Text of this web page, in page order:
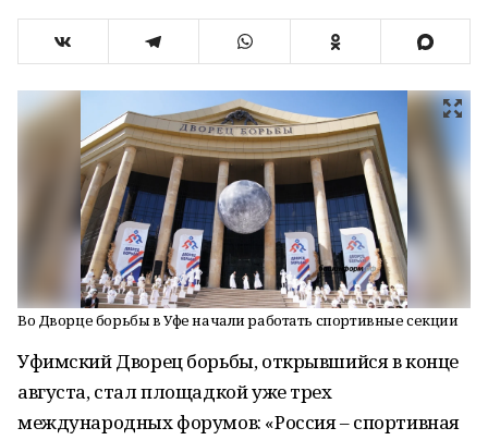
Во Дворце борьбы в Уфе начали работать спортивные секции
Уфимский Дворец борьбы, открывшийся в конце
августа, стал площадкой уже трех
международных форумов: «Россия – спортивная